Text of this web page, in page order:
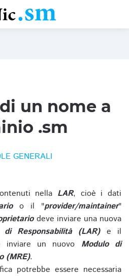
un nome a
.sm
GENERALI
nella LAR, cioè i dati
o il "provider/maintainer"
deve inviare una nuova
Responsabilità (LAR)e il
un nuovo Modulo di
(MRE).
potrebbe essere necessaria